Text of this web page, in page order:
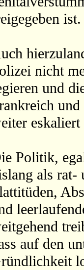
ist.
nicht
und
eskaliert
Politik,
als rat-
auf den